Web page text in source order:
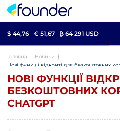
$ 44,76 € 51,67 ₿ 64 291 USD
Головна
Новини
Нові функції відкриті для безкоштовних
НОВІ ФУНКЦІЇ
БЕЗКОШТОВНИХ
CHATGPT